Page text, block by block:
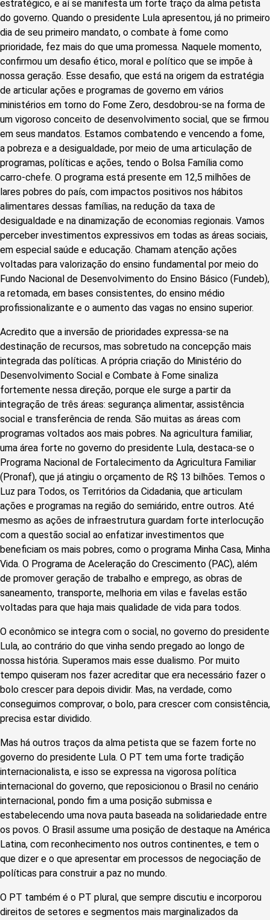
estratégico, e aí se manifesta um forte traço da alma petista
do governo. Quando o presidente Lula apresentou, já no primeiro
dia de seu primeiro mandato, o combate à fome como
prioridade, fez mais do que uma promessa. Naquele momento,
confirmou um desafio ético, moral e político que se impõe à
nossa geração. Esse desafio, que está na origem da estratégia
de articular ações e programas de governo em vários
ministérios em torno do Fome Zero, desdobrou-se na forma de
um vigoroso conceito de desenvolvimento social, que se firmou
em seus mandatos. Estamos combatendo e vencendo a fome,
a pobreza e a desigualdade, por meio de uma articulação de
programas, políticas e ações, tendo o Bolsa Família como
carro-chefe. O programa está presente em 12,5 milhões de
lares pobres do país, com impactos positivos nos hábitos
alimentares dessas famílias, na redução da taxa de
desigualdade e na dinamização de economias regionais. Vamos
perceber investimentos expressivos em todas as áreas sociais,
em especial saúde e educação. Chamam atenção ações
voltadas para valorização do ensino fundamental por meio do
Fundo Nacional de Desenvolvimento do Ensino Básico (Fundeb),
a retomada, em bases consistentes, do ensino médio
profissionalizante e o aumento das vagas no ensino superior.
Acredito que a inversão de prioridades expressa-se na
destinação de recursos, mas sobretudo na concepção mais
integrada das políticas. A própria criação do Ministério do
Desenvolvimento Social e Combate à Fome sinaliza
fortemente nessa direção, porque ele surge a partir da
integração de três áreas: segurança alimentar, assistência
social e transferência de renda. São muitas as áreas com
programas voltados aos mais pobres. Na agricultura familiar,
uma área forte no governo do presidente Lula, destaca-se o
Programa Nacional de Fortalecimento da Agricultura Familiar
(Pronaf), que já atingiu o orçamento de R$ 13 bilhões. Temos o
Luz para Todos, os Territórios da Cidadania, que articulam
ações e programas na região do semiárido, entre outros. Até
mesmo as ações de infraestrutura guardam forte interlocução
com a questão social ao enfatizar investimentos que
beneficiam os mais pobres, como o programa Minha Casa, Minha
Vida. O Programa de Aceleração do Crescimento (PAC), além
de promover geração de trabalho e emprego, as obras de
saneamento, transporte, melhoria em vilas e favelas estão
voltadas para que haja mais qualidade de vida para todos.
O econômico se integra com o social, no governo do presidente
Lula, ao contrário do que vinha sendo pregado ao longo de
nossa história. Superamos mais esse dualismo. Por muito
tempo quiseram nos fazer acreditar que era necessário fazer o
bolo crescer para depois dividir. Mas, na verdade, como
conseguimos comprovar, o bolo, para crescer com consistência,
precisa estar dividido.
Mas há outros traços da alma petista que se fazem forte no
governo do presidente Lula. O PT tem uma forte tradição
internacionalista, e isso se expressa na vigorosa política
internacional do governo, que reposicionou o Brasil no cenário
internacional, pondo fim a uma posição submissa e
estabelecendo uma nova pauta baseada na solidariedade entre
os povos. O Brasil assume uma posição de destaque na América
Latina, com reconhecimento nos outros continentes, e tem o
que dizer e o que apresentar em processos de negociação de
políticas para construir a paz no mundo.
O PT também é o PT plural, que sempre discutiu e incorporou
direitos de setores e segmentos mais marginalizados da